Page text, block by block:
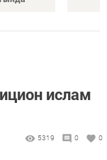
ислам
5319 0 0